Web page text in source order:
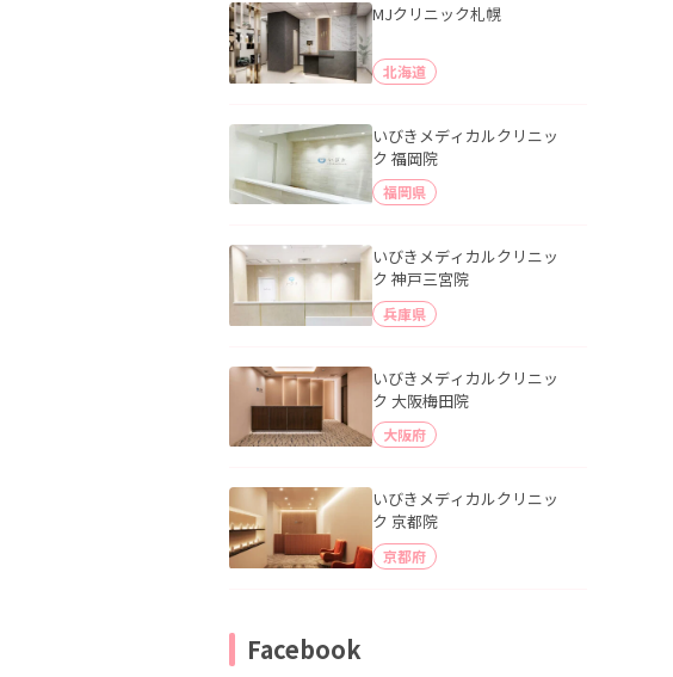
MJクリニック札幌
北海道
いびきメディカルクリニッ
ク 福岡院
福岡県
いびきメディカルクリニッ
ク 神戸三宮院
兵庫県
いびきメディカルクリニッ
ク 大阪梅田院
大阪府
いびきメディカルクリニッ
ク 京都院
京都府
Facebook